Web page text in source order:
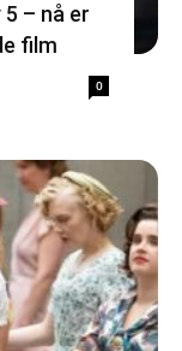
– nå er
film
0